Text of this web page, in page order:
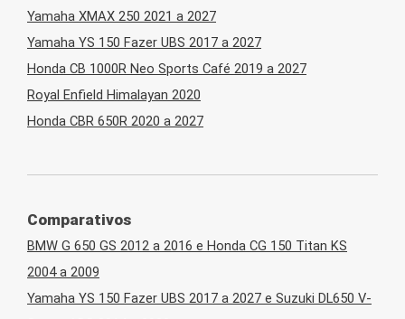
Yamaha XMAX 250 2021 a 2027
Yamaha YS 150 Fazer UBS 2017 a 2027
Honda CB 1000R Neo Sports Café 2019 a 2027
Royal Enfield Himalayan 2020
Honda CBR 650R 2020 a 2027
Comparativos
BMW G 650 GS 2012 a 2016 e Honda CG 150 Titan KS
2004 a 2009
Yamaha YS 150 Fazer UBS 2017 a 2027 e Suzuki DL650 V-